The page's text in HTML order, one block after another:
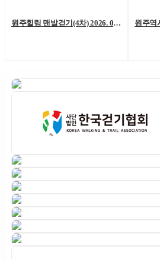
원주힐링 맨발걷기(4차) 2026. 06. 06. (토)